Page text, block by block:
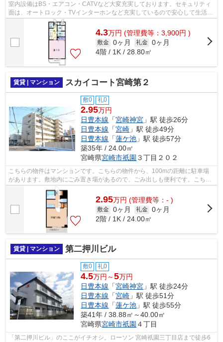
室内設備はBS・エアコン・CATVなど大変充実しております。セキュリティ
面は、オートロック・TVインターホンなど充実しているので安心して生活で
きます。バルコニーをご活用いただける...
4.3万円 (管理費等：3,900円 )
敷金 0ヶ月 礼金 0ヶ月
4階 / 1K / 28.80㎡
賃貸 | マンション スカイコート宮崎第２
敷0 礼0
2.95万円
日豊本線 「宮崎神宮 」駅 徒歩26分
日豊本線 「宮崎 」駅 徒歩49分
日豊本線 「蓮ケ池 」駅 徒歩57分
築35年 / 24.00㎡
宮崎県宮崎市祇園 ３丁目２０２
こちらの物件はマンションです。こちらの物件から、100mの距離に駐車場
があります。敷地内にごみ置き場があるので、ごみ出しも便利です。こちら
の物件では初期費用をカードでお支払い...
2.95万円 (管理費等：- )
敷金 0ヶ月 礼金 0ヶ月
2階 / 1K / 24.00㎡
賃貸 | マンション 第二押川ビル
敷0 礼0
4.5万円～5万円
日豊本線 「宮崎神宮 」駅 徒歩24分
日豊本線 「宮崎 」駅 徒歩51分
日豊本線 「蓮ケ池 」駅 徒歩55分
築41年 / 38.88㎡～40.00㎡
宮崎県宮崎市祇園 ４丁目
「第二押川ビル」のここがイチオシ。ローソン 宮崎祇園三丁目店まで徒歩6